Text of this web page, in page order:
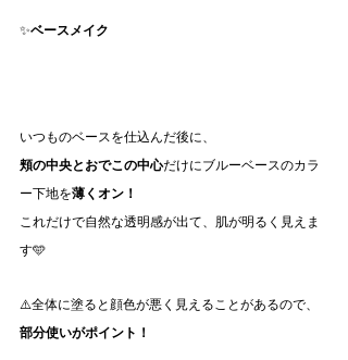
✨ベースメイク
いつものベースを仕込んだ後に、
頬の中央とおでこの中心だけにブルーベースのカラ
ー下地を薄くオン！
これだけで自然な透明感が出て、肌が明るく見えま
す🩵
⚠️全体に塗ると顔色が悪く見えることがあるので、
部分使いがポイント！